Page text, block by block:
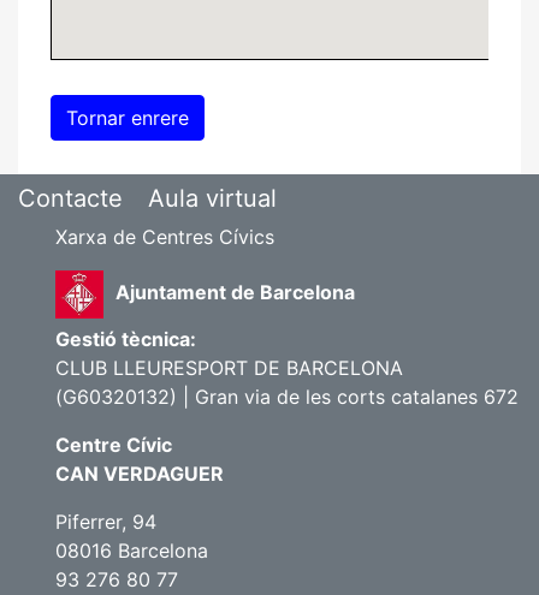
Contacte Aula virtual
Xarxa de Centres Cívics
Ajuntament de Barcelona
Gestió tècnica:
CLUB LLEURESPORT DE BARCELONA
(G60320132) | Gran via de les corts catalanes 672
Centre Cívic
CAN VERDAGUER
Piferrer, 94
08016 Barcelona
93 276 80 77